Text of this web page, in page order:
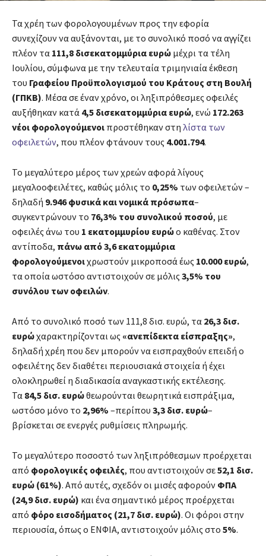
Τα χρέη των φορολογουμένων προς την εφορία
συνεχίζουν να αυξάνονται, με το συνολικό ποσό να αγγίζει
πλέον τα 111,8 δισεκατομμύρια ευρώ μέχρι τα τέλη
Ιουλίου, σύμφωνα με την τελευταία τριμηνιαία έκθεση
του Γραφείου Προϋπολογισμού του Κράτους στη Βουλή
(ΓΠΚΒ). Μέσα σε έναν χρόνο, οι ληξιπρόθεσμες οφειλές
αυξήθηκαν κατά 4,5 δισεκατομμύρια ευρώ, ενώ 172.263
νέοι φορολογούμενοι προστέθηκαν στη λίστα των
οφειλετών, που πλέον φτάνουν τους 4.001.794.
Το μεγαλύτερο μέρος των χρεών αφορά λίγους
μεγαλοοφειλέτες, καθώς μόλις το 0,25% των οφειλετών –
δηλαδή 9.946 φυσικά και νομικά πρόσωπα–
συγκεντρώνουν το 76,3% του συνολικού ποσού, με
οφειλές άνω του 1 εκατομμυρίου ευρώο καθένας. Στον
αντίποδα, πάνω από 3,6 εκατομμύρια
φορολογούμενοιχρωστούν μικροποσά έως 10.000 ευρώ,
τα οποία ωστόσο αντιστοιχούν σε μόλις3,5% του
συνόλου των οφειλών.
Από το συνολικό ποσό των 111,8 δισ. ευρώ, τα 26,3 δισ.
ευρώχαρακτηρίζονται ως «ανεπίδεκτα είσπραξης»,
δηλαδή χρέη που δεν μπορούν να εισπραχθούν επειδή ο
οφειλέτης δεν διαθέτει περιουσιακά στοιχεία ή έχει
ολοκληρωθεί η διαδικασία αναγκαστικής εκτέλεσης.
Τα 84,5 δισ. ευρώθεωρούνται θεωρητικά εισπράξιμα,
ωστόσο μόνο το 2,96% –περίπου 3,3 δισ. ευρώ–
βρίσκεται σε ενεργές ρυθμίσεις πληρωμής.
Το μεγαλύτερο ποσοστό των ληξιπρόθεσμων προέρχεται
από φορολογικές οφειλές, που αντιστοιχούν σε52,1 δισ.
ευρώ (61%). Από αυτές, σχεδόν οι μισές αφορούν ΦΠΑ
(24,9 δισ. ευρώ) και ένα σημαντικό μέρος προέρχεται
από φόρο εισοδήματος (21,7 δισ. ευρώ). Οι φόροι στην
περιουσία, όπως ο ΕΝΦΙΑ, αντιστοιχούν μόλις στο 5%.